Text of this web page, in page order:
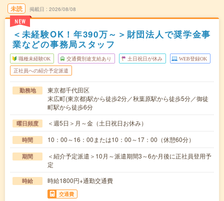
未読
NEW
掲載日 2026/08/08
＜未経験OK！年390万～＞財団法人で奨学金事
業などの事務局スタッフ
職種未経験OK 交通費別途支給あり 土日祝日が休み WEB登録OK
正社員への紹介予定派遣
勤務地
東京都千代田区
末広町(東京都)駅から徒歩2分／秋葉原駅から徒歩5分／御徒
町駅から徒歩6分
曜日頻度 ＜週5日＞月～金（土日祝日お休み）
時間 10：00～16：00または10：00～17：00（休憩60分）
期間
＜紹介予定派遣＞10月～派遣期間3～6か月後に正社員登用予
定
時給 時給1800円+通勤交通費
交通費